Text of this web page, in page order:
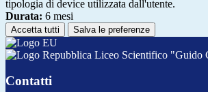
tipologia di device utilizzata dall'utente.
Durata: 6 mesi
Accetta tutti Salva le preferenze
Liceo Scientifico "Guido
Contatti